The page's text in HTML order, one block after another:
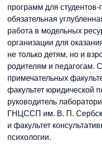
программ для
обязательная
работа в модельных
организации для
не только детям, но и
родителям и педагогам.
примечательных
факультет юридической
руководитель
ГНЦССП им. В. П.
и факультет
психологии.